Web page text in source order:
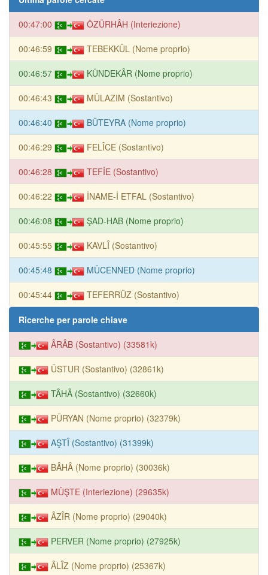
00:47:00 ÖZÜRHÂH (Interiezione)
00:46:59 TEBEKKÜL (Nome proprio)
00:46:57 KÜNDEKÂR (Nome proprio)
00:46:43 MÜLAZIM (Sostantivo)
00:46:40 BÜTEYRA (Nome proprio)
00:46:29 FELÎCE (Sostantivo)
00:46:28 TEFİE (Sostantivo)
00:46:22 İNAME-İ ETFAL (Sostantivo)
00:46:08 ŞAD-HAB (Nome proprio)
00:45:55 KAVLÎ (Sostantivo)
00:45:48 MÜCENNED (Nome proprio)
00:45:44 TEFERRÜZ (Sostantivo)
Ricerche per parole chiave
ÂRÂB (Sostantivo) (33581k)
ÜSTUR (Sostantivo) (32861k)
TÂHÂ (Sostantivo) (32660k)
PÜRYAN (Nome proprio) (32379k)
AŞTÎ (Sostantivo) (31399k)
BÂHÂ (Nome proprio) (30036k)
MÜŞTE (Interiezione) (29635k)
ÂZÎR (Nome proprio) (29040k)
PERVER (Nome proprio) (27925k)
ÂLÎZ (Nome proprio) (25367k)